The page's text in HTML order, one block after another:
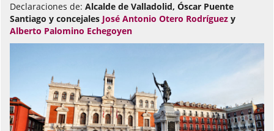
Declaraciones de: Alcalde de Valladolid, Óscar Puente
Santiago y concejales José Antonio Otero Rodríguez y
Alberto Palomino Echegoyen